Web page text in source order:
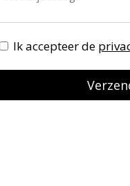
Ik accepteer de